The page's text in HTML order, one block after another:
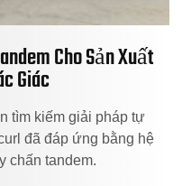
Cho Sản Xuất
Giác
tìm kiếm giải pháp tự
đã đáp ứng bằng hệ
chấn tandem.